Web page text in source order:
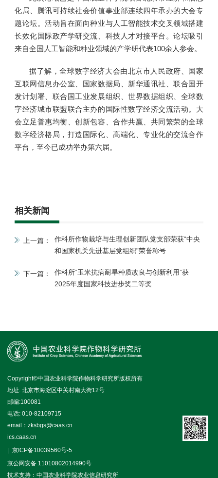
化局、腾讯可持续社会价值事业部连续四年承办的大会专
题论坛。活动旨在面向种业与人工智能技术交叉领域搭建
长效化国际政产学研交流、科技人才对接平台。论坛吸引
来自全国人工智能和种业领域的产学研代表100余人参会。
据了解，全球数字经济大会由北京市人民政府、国家
互联网信息办公室、国家数据局、新华通讯社、联合国开
发计划署、联合国工业发展组织、世界数据组织、全球数
字经济城市联盟联合主办的国际性数字经济交流活动。大
会立足普惠均衡、创新包容、合作共赢、共同繁荣的全球
数字经济格局，打造国际化、高端化、专业化的交流合作
平台，至今已成功举办第六届。
相关新闻
上一篇：
作科所作物栽培与生理创新团队党支部荣获“中央
和国家机关先进基层党组织”荣誉称号
下一篇：
作科所“玉米抗病耐旱种质改良与创新利用”获
2025年度国家科技进步奖二等奖
Copyright©中国农业科学院作物科学研究所版权所有
地址: 北京市海淀区中关村南大街12号
邮编:100081
电话: 010-82109715
email：zksbgs@caas.cn
ics.caas.cn
京ICP备10039560号-5
京公网安备 11010802014990号
技术支持：中国农业科学院农业信息研究所